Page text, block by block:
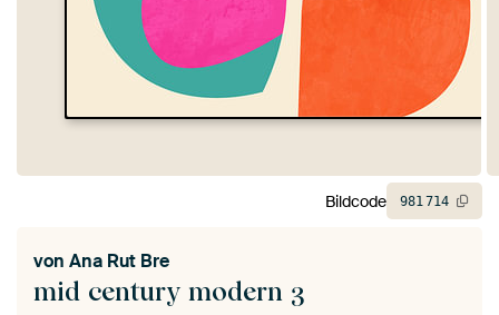
mid century modern 3
von Ana Rut Bre
Bildcode 981714